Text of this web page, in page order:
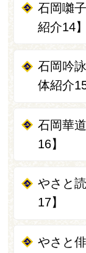
石岡囃
紹介14】
石岡吟
体紹介15
石岡華
16】
やさと
17】
やさと